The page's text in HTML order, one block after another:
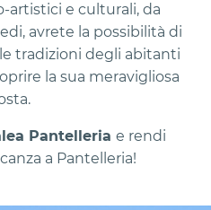
artistici e culturali, da
avrete la possibilità di
tradizioni degli abitanti
la sua meravigliosa
Pantelleria e rendi
a Pantelleria!